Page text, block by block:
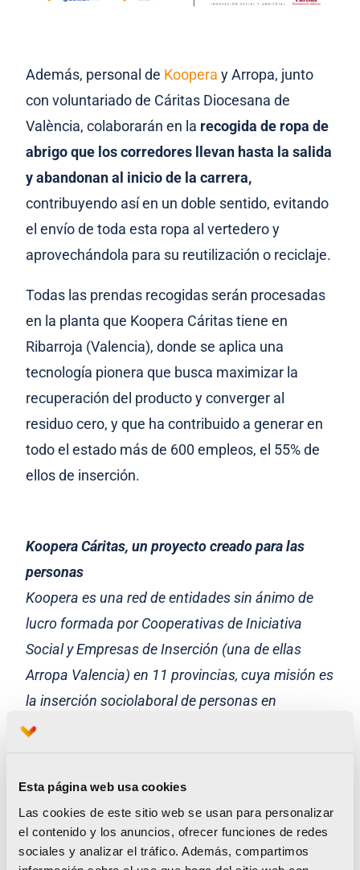
Esta página web usa cookies
Las cookies de este sitio web se usan para personalizar
el contenido y los anuncios, ofrecer funciones de redes
sociales y analizar el tráfico. Además, compartimos
Además, personal de Kooperay Arropa, junto
con voluntariado de Cáritas Diocesana de
València, colaborarán en la recogida de ropa de
abrigo que los corredores llevan hasta la salida
y abandonan al inicio de la carrera,
contribuyendo así en un doble sentido, evitando
el envío de toda esta ropa al vertedero y
aprovechándola para su reutilización o reciclaje.
Todas las prendas recogidas serán procesadas
en la planta que Koopera Cáritas tiene en
Ribarroja (Valencia), donde se aplica una
tecnología pionera que busca maximizar la
recuperación del producto y converger al
residuo cero, y que ha contribuido a generar en
todo el estado más de 600 empleos, el 55% de
ellos de inserción.
Koopera Cáritas, un proyecto creado para las
personas
Koopera es una red de entidades sin ánimo de
lucro formada por Cooperativas de Iniciativa
Social y Empresas de Inserción (una de ellas
Arropa Valencia) en 11 provincias, cuya misión es
la inserción sociolaboral de personas en
situación o riesgo de exclusión social, mediante
reutilización y reciclaje, consumo sostenible,
pueden ayudar a cumplir el objetivo.